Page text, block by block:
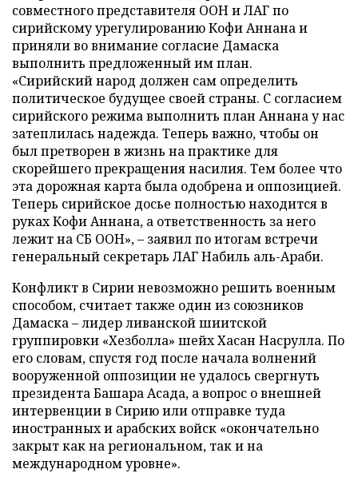
совместного представителя ООН и ЛАГ по
сирийскому урегулированию Кофи Аннана и
приняли во внимание согласие Дамаска
выполнить предложенный им план.
«Сирийский народ должен сам определить
политическое будущее своей страны. С согласием
сирийского режима выполнить план Аннана у нас
затеплилась надежда. Теперь важно, чтобы он
был претворен в жизнь на практике для
скорейшего прекращения насилия. Тем более что
эта дорожная карта была одобрена и оппозицией.
Теперь сирийское досье полностью находится в
руках Кофи Аннана, а ответственность за него
лежит на СБ ООН», – заявил по итогам встречи
генеральный секретарь ЛАГ Набиль аль-Араби.
Конфликт в Сирии невозможно решить военным
способом, считает также один из союзников
Дамаска – лидер ливанской шиитской
группировки «Хезболла» шейх Хасан Насрулла. По
его словам, спустя год после начала волнений
вооруженной оппозиции не удалось свергнуть
президента Башара Асада, а вопрос о внешней
интервенции в Сирию или отправке туда
иностранных и арабских войск «окончательно
закрыт как на региональном, так и на
международном уровне».